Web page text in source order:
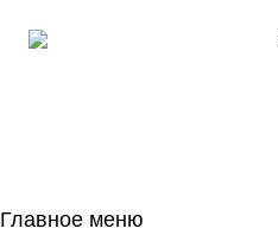
Главное меню